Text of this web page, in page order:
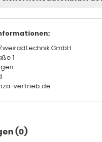
GmbH
1
vertrieb.de
(0)